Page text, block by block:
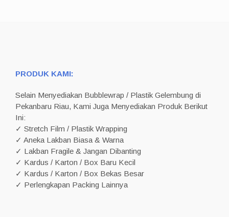
PRODUK KAMI:
Selain Menyediakan Bubblewrap / Plastik Gelembung di
Pekanbaru Riau, Kami Juga Menyediakan Produk Berikut
Ini:
✓ Stretch Film / Plastik Wrapping
✓ Aneka Lakban Biasa & Warna
✓ Lakban Fragile & Jangan Dibanting
✓ Kardus / Karton / Box Baru Kecil
✓ Kardus / Karton / Box Bekas Besar
✓ Perlengkapan Packing Lainnya